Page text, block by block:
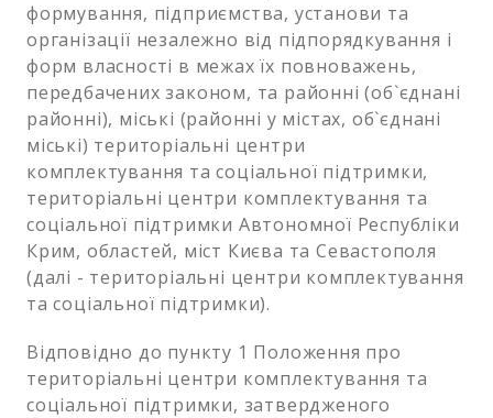
формування, підприємства, установи та
організації незалежно від підпорядкування і
форм власності в межах їх повноважень,
передбачених законом, та районні (об`єднані
районні), міські (районні у містах, об`єднані
міські) територіальні центри
комплектування та соціальної підтримки,
територіальні центри комплектування та
соціальної підтримки Автономної Республіки
Крим, областей, міст Києва та Севастополя
(далі - територіальні центри комплектування
та соціальної підтримки).
Відповідно до пункту 1 Положення про
територіальні центри комплектування та
соціальної підтримки, затвердженого